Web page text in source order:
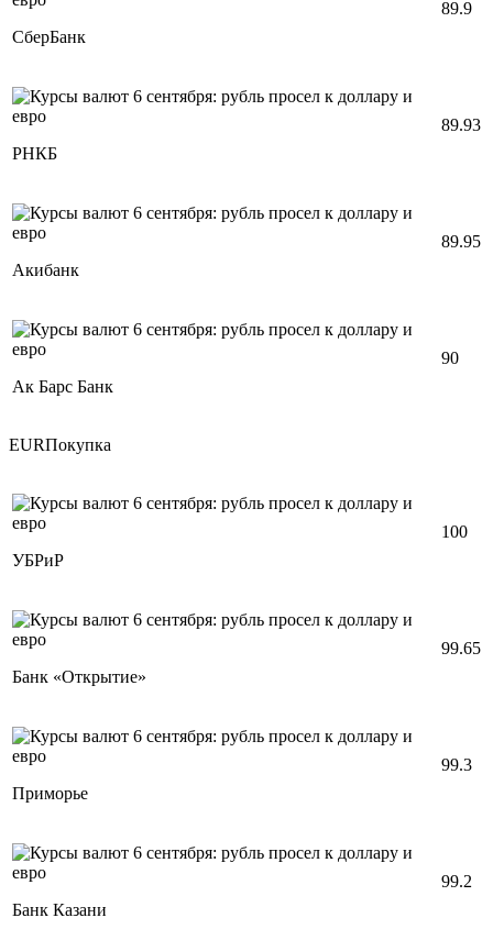
СберБанк
89.9
РНКБ
89.93
Акибанк
89.95
Ак Барс Банк
90
EURПокупка
УБРиР
100
Банк «Открытие»
99.65
Приморье
99.3
Банк Казани
99.2